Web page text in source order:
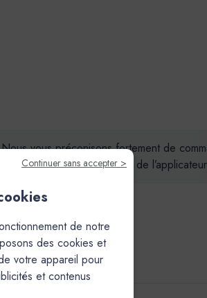
vous préconisons fortement de
mise en œuvre, le geste de
Continuer sans accepter >
de notre
des cookies et
votre appareil pour
et contenus